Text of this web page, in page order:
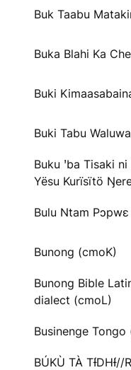
Buk Taabu
Buka Blahi Ka
Buki
Buki Tabu
Buku ꞌba Tisaki
Yësu Kurïsïtö
Bulu Ntam
Bunong (cmoK)
Bunong Bible
dialect (cmoL)
Businenge Tongo
BÚKÙ TÀ TƗ́DHƗ́//